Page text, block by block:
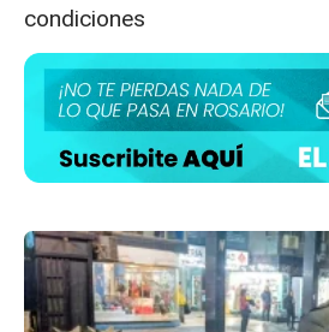
condiciones